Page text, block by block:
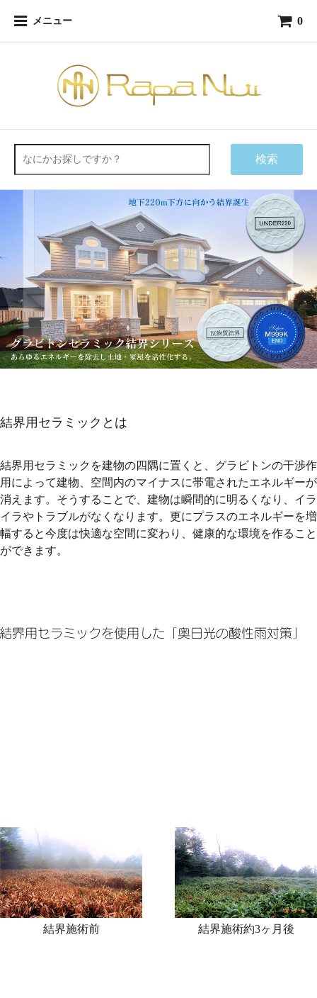
メニュー 0
検索
結界用セラミックとは
結界用セラミックを建物の四隅に置くと、グラビトンの干渉作
用によって建物、空間内のマイナスに帯電されたエネルギーが
消えます。そうすることで、建物は瞬間的に明るくなり、イラ
イラやトラブルがなくなります。更にプラスのエネルギーを増
幅すると今度は快適な空間に変わり、健康的な環境を作ること
ができます。
結界施術前 結界施術約3ヶ月後